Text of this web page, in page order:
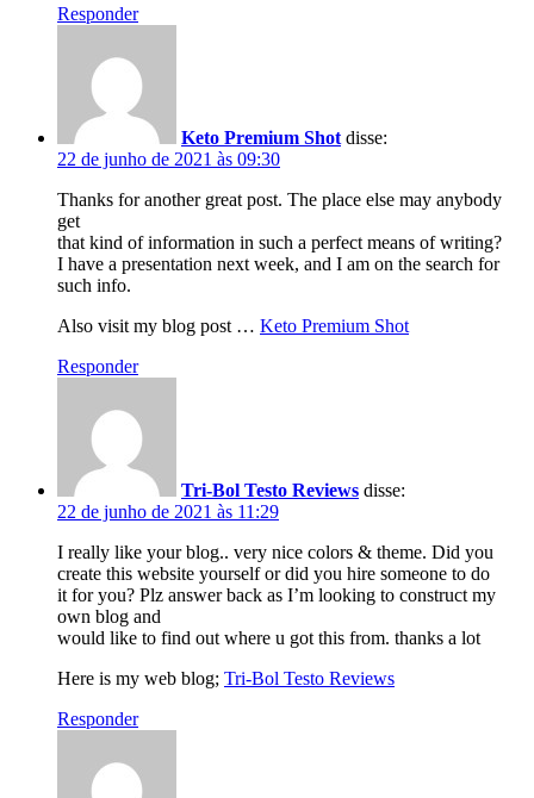
Responder
Keto Premium Shot disse:
22 de junho de 2021 às 09:30
Thanks for another great post. The place else may anybody
get
that kind of information in such a perfect means of writing?
I have a presentation next week, and I am on the search for
such info.
Also visit my blog post … Keto Premium Shot
Responder
Tri-Bol Testo Reviews disse:
22 de junho de 2021 às 11:29
I really like your blog.. very nice colors & theme. Did you
create this website yourself or did you hire someone to do
it for you? Plz answer back as I’m looking to construct my
own blog and
would like to find out where u got this from. thanks a lot
Here is my web blog; Tri-Bol Testo Reviews
Responder